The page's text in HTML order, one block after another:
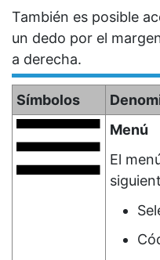
También es posible
un dedo por el
a derecha.
Símbolos
Menú
El